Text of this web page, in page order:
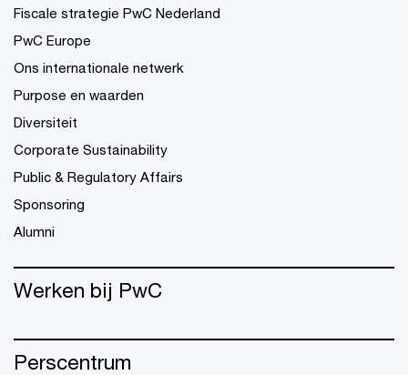
Fiscale strategie PwC Nederland
PwC Europe
Ons internationale netwerk
Purpose en waarden
Diversiteit
Corporate Sustainability
Public & Regulatory Affairs
Sponsoring
Alumni
Werken bij PwC
Perscentrum